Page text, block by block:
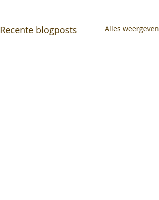
Recente blogposts Alles weergeven